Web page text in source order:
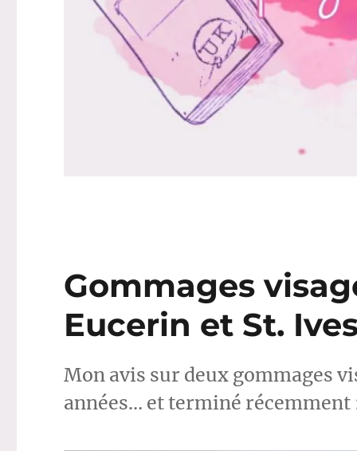
Gommages
Eucerin et St.
Mon avis sur deux gommages
années… et terminé récemment